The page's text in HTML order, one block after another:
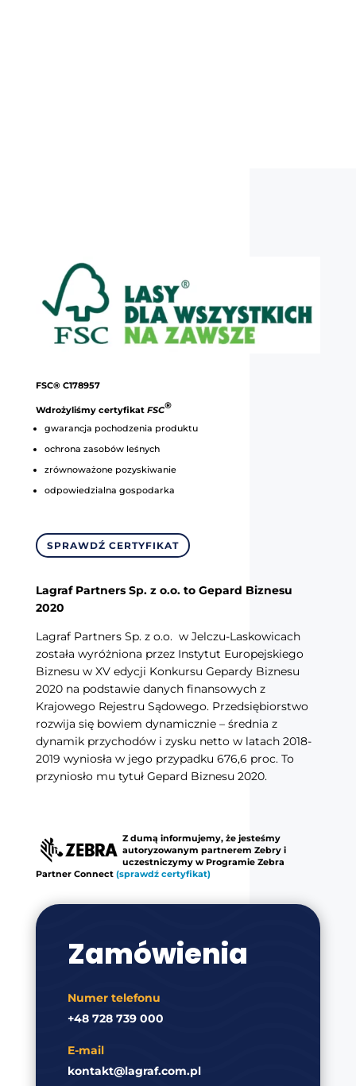
FSC® C178957
Wdrożyliśmy certyfikat FSC®
gwarancja pochodzenia produktu
ochrona zasobów leśnych
zrównoważone pozyskiwanie
odpowiedzialna gospodarka
SPRAWDŹ CERTYFIKAT
Lagraf Partners Sp. z o.o. to Gepard Biznesu
2020
Lagraf Partners Sp. z o.o. w Jelczu-Laskowicach
została wyróżniona przez Instytut Europejskiego
Biznesu w XV edycji Konkursu Gepardy Biznesu
2020 na podstawie danych finansowych z
Krajowego Rejestru Sądowego. Przedsiębiorstwo
rozwija się bowiem dynamicznie – średnia z
dynamik przychodów i zysku netto w latach 2018-
2019 wyniosła w jego przypadku 676,6 proc. To
przyniosło mu tytuł Gepard Biznesu 2020.
Z dumą informujemy, że jesteśmy
autoryzowanym partnerem Zebry i
uczestniczymy w Programie Zebra
Partner Connect (sprawdź certyfikat)
Zamówienia
Numer telefonu
+48 728 739 000
E-mail
kontakt@lagraf.com.pl